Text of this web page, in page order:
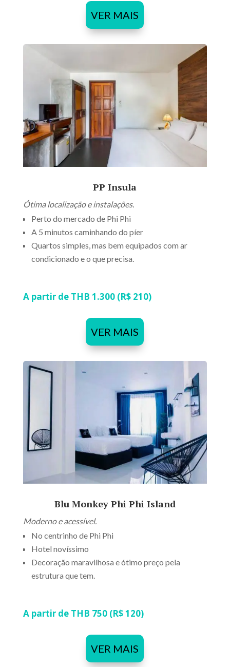
VER MAIS
PP Insula
Ótima localização e instalações.
Perto do mercado de Phi Phi
A 5 minutos caminhando do píer
Quartos simples, mas bem equipados com ar
condicionado e o que precisa.
A partir de THB 1.300 (R$ 210)
VER MAIS
Blu Monkey Phi Phi Island
Moderno e acessível.
No centrinho de Phi Phi
Hotel novíssimo
Decoração maravilhosa e ótimo preço pela
estrutura que tem.
A partir de THB 750 (R$ 120)
VER MAIS